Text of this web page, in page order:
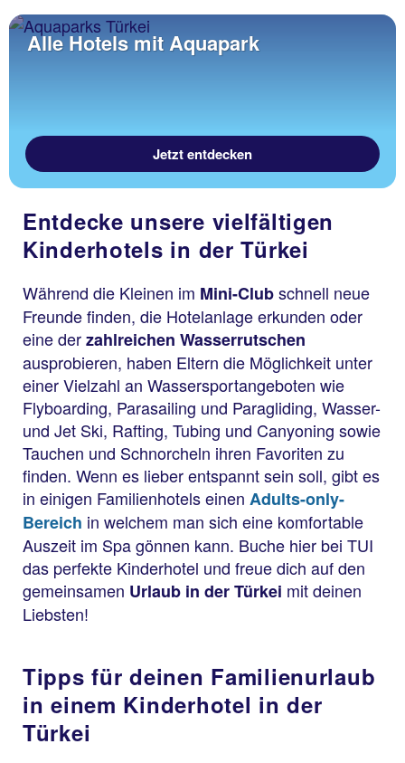
Alle Hotels mit Aquapark
Jetzt entdecken
Entdecke unsere vielfältigen
Kinderhotels in der Türkei
Während die Kleinen im Mini-Clubschnell neue
Freunde finden, die Hotelanlage erkunden oder
eine derzahlreichen Wasserrutschen
ausprobieren, haben Eltern die Möglichkeit unter
einer Vielzahl an Wassersportangeboten wie
Flyboarding, Parasailing und Paragliding, Wasser-
und Jet Ski, Rafting, Tubing und Canyoning sowie
Tauchen und Schnorcheln ihren Favoriten zu
finden. Wenn es lieber entspannt sein soll, gibt es
in einigen Familienhotels einen Adults-only-
Bereich in welchem man sich eine komfortable
Auszeit im Spa gönnen kann. Buche hier bei TUI
das perfekte Kinderhotel und freue dich auf den
gemeinsamen Urlaub in der Türkei mit deinen
Liebsten!
Tipps für deinen Familienurlaub
in einem Kinderhotel in der
Türkei